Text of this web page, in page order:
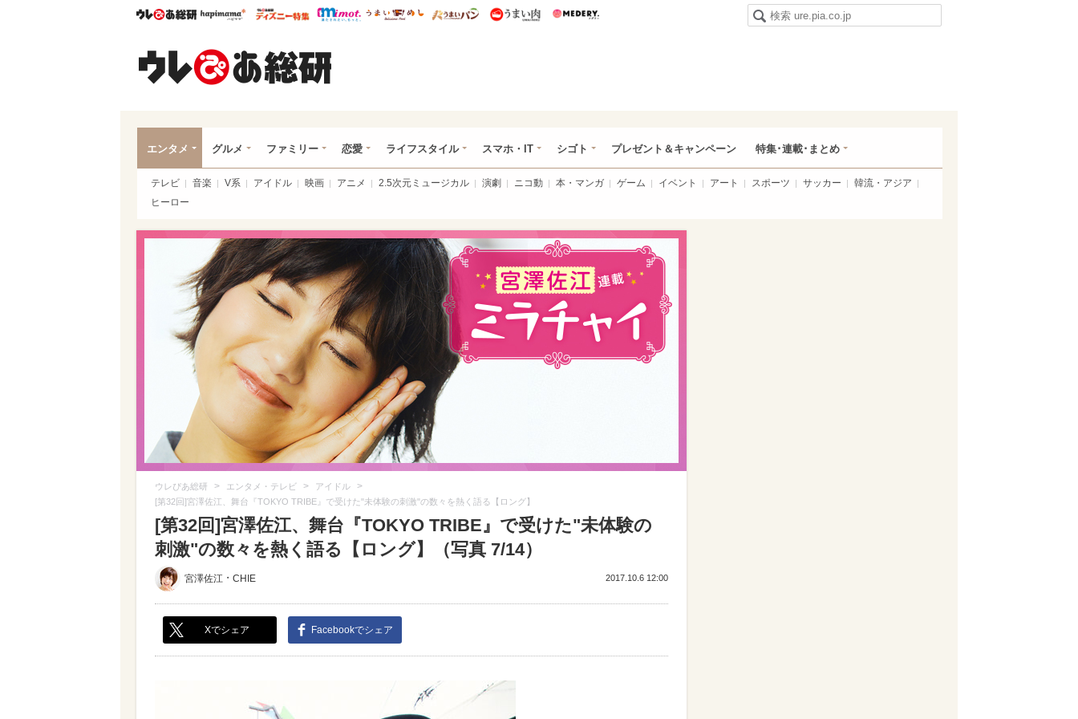
ウレぴあ総研ハピママ* ウレぴあ総研 ディズニー特集
mimot. うまいめし うまいパン うまい肉
エンタメ グルメ ファミリー 恋愛 ライフスタイル スマホ・IT シゴト プレゼント＆キャンペーン 特集･連載･まとめ
テレビ 音楽 V系 アイドル 映画 アニメ 2.5次元ミュージカル 演劇 ニコ動 本・マンガ ゲーム イベント アート スポーツ サッカー
韓流・アジア
ヒーロー
ウレぴあ総研 > エンタメ・テレビ > アイドル >
[第32回]宮澤佐江、舞台『TOKYO TRIBE』で受けた"未体験の刺激"の数々を熱く語る【ロング】
[第32回]宮澤佐江、舞台『TOKYO TRIBE』で受けた"未体験の
刺激"の数々を熱く語る【ロング】（写真 7/14）
宮澤佐江 ・ CHIE 2017.10.6 12:00
Xでシェア Facebookでシェア